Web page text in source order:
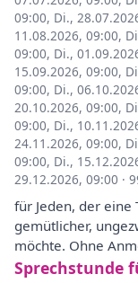
09:00, Di.,
11.08.2026, 09:00,
09:00, Di.,
15.09.2026, 09:00,
09:00, Di.,
20.10.2026, 09:00,
09:00, Di.,
24.11.2026, 09:00,
09:00, Di.,
29.12.2026, 09:00 ·
für Jeden, der eine
gemütlicher,
möchte. Ohne
Sprechstunde